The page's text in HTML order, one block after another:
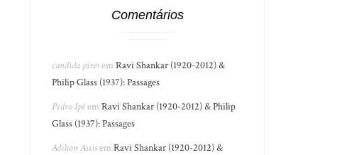
Comentários
candida piresemRavi Shankar (1920-2012) &
Philip Glass (1937): Passages
Pedro IpêemRavi Shankar (1920-2012) & Philip
Glass (1937): Passages
Adilson AssisemRavi Shankar (1920-2012) &